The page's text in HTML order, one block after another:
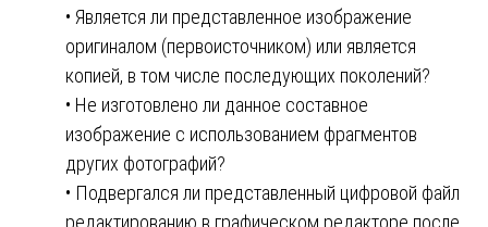
• Является ли представленное изображение
оригиналом (первоисточником) или является
копией, в том числе последующих поколений?
• Не изготовлено ли данное составное
изображение с использованием фрагментов
других фотографий?
• Подвергался ли представленный цифровой файл
редактированию в графическом редакторе после